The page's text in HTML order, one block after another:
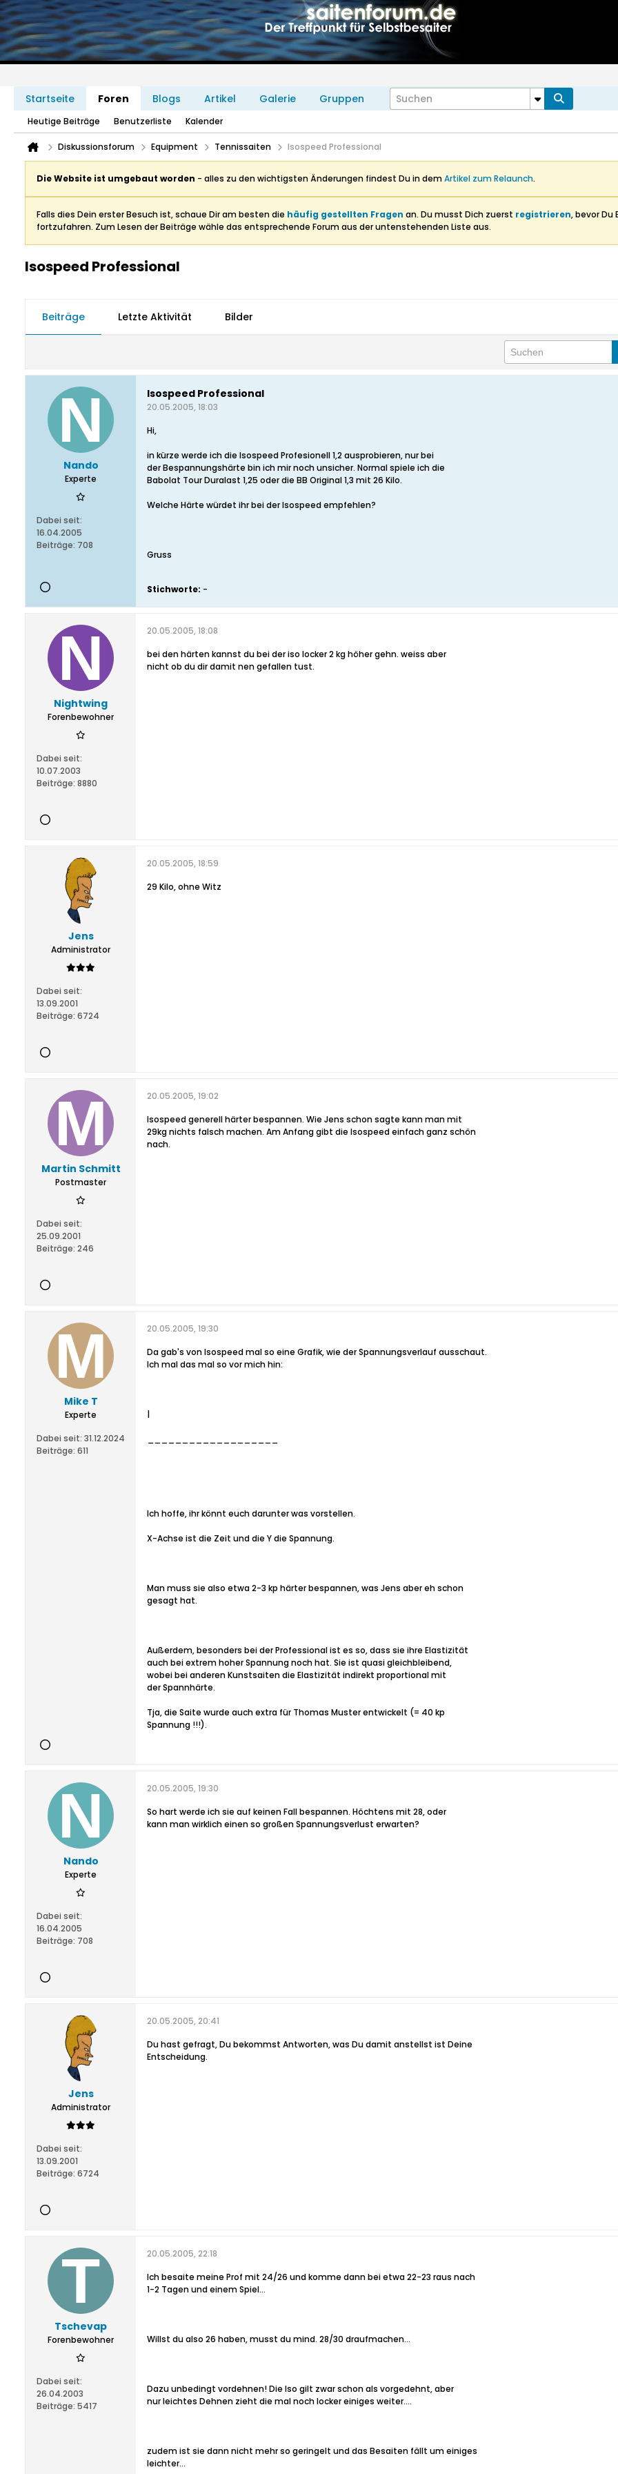
Startseite Foren Blogs Artikel Galerie Gruppen
Heutige Beiträge Benutzerliste Kalender
Diskussionsforum Equipment Tennissaiten Isospeed Professional
Die Website ist umgebaut worden - alles zu den wichtigsten Änderungen findest Du in demArtikel zum Relaunch.
Falls dies Dein erster Besuch ist, schaue Dir am besten die häufig gestellten Fragen an. Du musst Dich zuerst registrieren, bevor Du
fortzufahren. Zum Lesen der Beiträge wähle das entsprechende Forum aus der untenstehenden Liste aus.
Isospeed Professional
Beiträge Letzte Aktivität Bilder
Nando
Experte
Dabei seit:
16.04.2005
Beiträge: 708
Isospeed Professional
20.05.2005, 18:03
Hi,
in kürze werde ich die Isospeed Profesionell 1,2 ausprobieren, nur bei
der Bespannungshärte bin ich mir noch unsicher. Normal spiele ich die
Babolat Tour Duralast 1,25 oder die BB Original 1,3 mit 26 Kilo.
Welche Härte würdet ihr bei der Isospeed empfehlen?
Gruss
Stichworte: -
Nightwing
Forenbewohner
Dabei seit:
10.07.2003
Beiträge: 8880
20.05.2005, 18:08
bei den härten kannst du bei der iso locker 2 kg höher gehn. weiss aber
nicht ob du dir damit nen gefallen tust.
Jens
Administrator
Dabei seit:
13.09.2001
Beiträge: 6724
20.05.2005, 18:59
29 Kilo, ohne Witz
Martin Schmitt
Postmaster
Dabei seit:
25.09.2001
Beiträge: 246
20.05.2005, 19:02
Isospeed generell härter bespannen. Wie Jens schon sagte kann man mit
29kg nichts falsch machen. Am Anfang gibt die Isospeed einfach ganz schön
nach.
Mike T
Experte
Dabei seit: 31.12.2024
Beiträge: 611
20.05.2005, 19:30
Da gab's von Isospeed mal so eine Grafik, wie der Spannungsverlauf ausschaut.
Ich mal das mal so vor mich hin:
|
Ich hoffe, ihr könnt euch darunter was vorstellen.
X-Achse ist die Zeit und die Y die Spannung.
Man muss sie also etwa 2-3 kp härter bespannen, was Jens aber eh schon
gesagt hat.
Außerdem, besonders bei der Professional ist es so, dass sie ihre Elastizität
auch bei extrem hoher Spannung noch hat. Sie ist quasi gleichbleibend,
wobei bei anderen Kunstsaiten die Elastizität indirekt proportional mit
der Spannhärte.
Tja, die Saite wurde auch extra für Thomas Muster entwickelt (= 40 kp
Spannung !!!).
Nando
Experte
Dabei seit:
16.04.2005
Beiträge: 708
20.05.2005, 19:30
So hart werde ich sie auf keinen Fall bespannen. Höchtens mit 28, oder
kann man wirklich einen so großen Spannungsverlust erwarten?
Jens
Administrator
Dabei seit:
13.09.2001
Beiträge: 6724
20.05.2005, 20:41
Du hast gefragt, Du bekommst Antworten, was Du damit anstellst ist Deine
Entscheidung.
Tschevap
Forenbewohner
Dabei seit:
26.04.2003
Beiträge: 5417
20.05.2005, 22:18
Ich besaite meine Prof mit 24/26 und komme dann bei etwa 22-23 raus nach
1-2 Tagen und einem Spiel...
Willst du also 26 haben, musst du mind. 28/30 draufmachen...
Dazu unbedingt vordehnen! Die Iso gilt zwar schon als vorgedehnt, aber
nur leichtes Dehnen zieht die mal noch locker einiges weiter....
zudem ist sie dann nicht mehr so geringelt und das Besaiten fällt um einiges
leichter...